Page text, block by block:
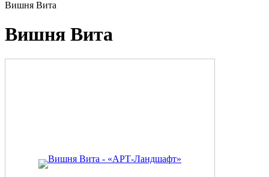
Вишня Вита
Вишня Вита